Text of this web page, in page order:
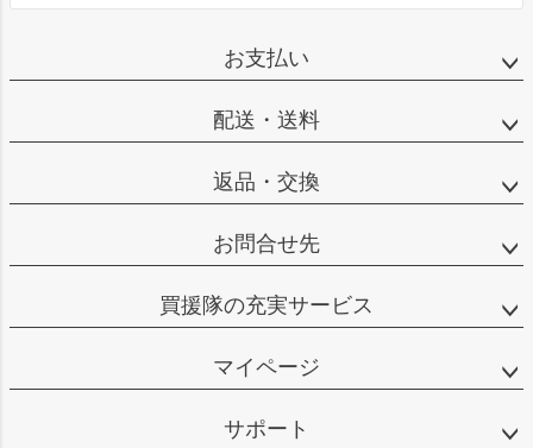
お支払い
配送・送料
返品・交換
お問合せ先
買援隊の充実サービス
マイページ
サポート